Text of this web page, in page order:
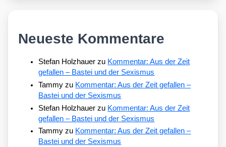
Neueste Kommentare
Stefan Holzhauer zu Kommentar: Aus der Zeit
gefallen – Bastei und der Sexismus
Tammy zu Kommentar: Aus der Zeit gefallen –
Bastei und der Sexismus
Stefan Holzhauer zu Kommentar: Aus der Zeit
gefallen – Bastei und der Sexismus
Tammy zu Kommentar: Aus der Zeit gefallen –
Bastei und der Sexismus